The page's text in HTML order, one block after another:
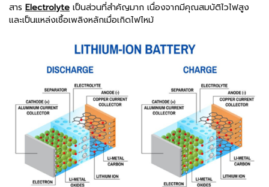
สาร Electrolyte เป็นส่วนที่สำคัญมาก เนื่องจากมีคุณสมบัติไวไฟสูง
และเป็นแหล่งเชื้อเพลิงหลักเมื่อเกิดไฟไหม้